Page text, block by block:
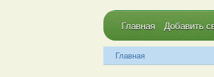
Главная Добавить
Главная